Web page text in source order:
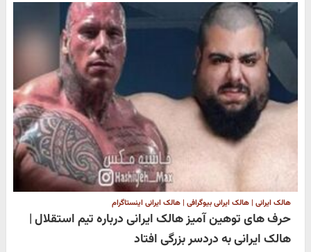
هالک ایرانی | هالک ایرانی بیوگرافی | هالک ایرانی اینستاگرام
حرف های توهین آمیز هالک ایرانی درباره تیم استقلال |
هالک ایرانی به دردسر بزرگی افتاد